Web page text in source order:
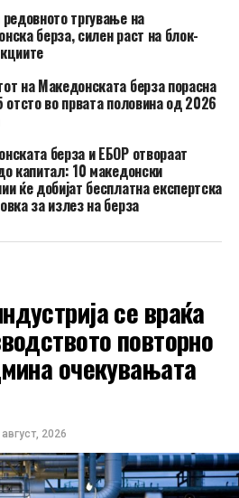
тргување на
берза, силен раст на блок-
на Македонската берза порасна
отсто во првата половина од 2026
берза и ЕБОР отвораат
капитал: 10 македонски
ќе добијат бесплатна експертска
за излез на берза
се враќа
повторно
очекувањата
август, 2026